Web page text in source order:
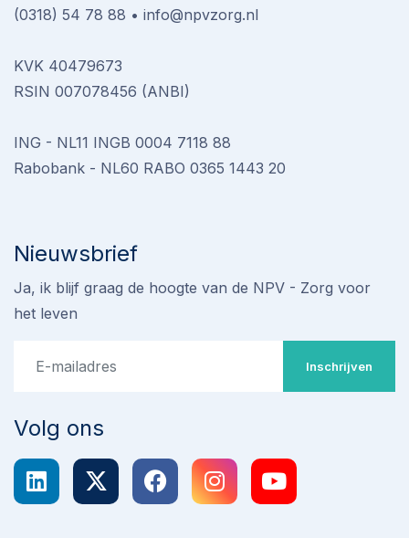
(0318) 54 78 88 • info@npvzorg.nl
KVK 40479673
RSIN 007078456 (ANBI)
ING - NL11 INGB 0004 7118 88
Rabobank - NL60 RABO 0365 1443 20
Nieuwsbrief
Ja, ik blijf graag de hoogte van de NPV - Zorg voor
het leven
Inschrijven
Volg ons